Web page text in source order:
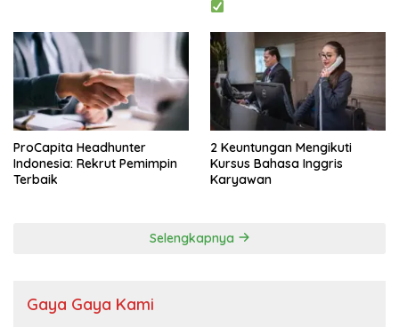
ProCapita Headhunter
Indonesia: Rekrut Pemimpin
Terbaik
2 Keuntungan Mengikuti
Kursus Bahasa Inggris
Karyawan
Selengkapnya
Gaya Gaya Kami